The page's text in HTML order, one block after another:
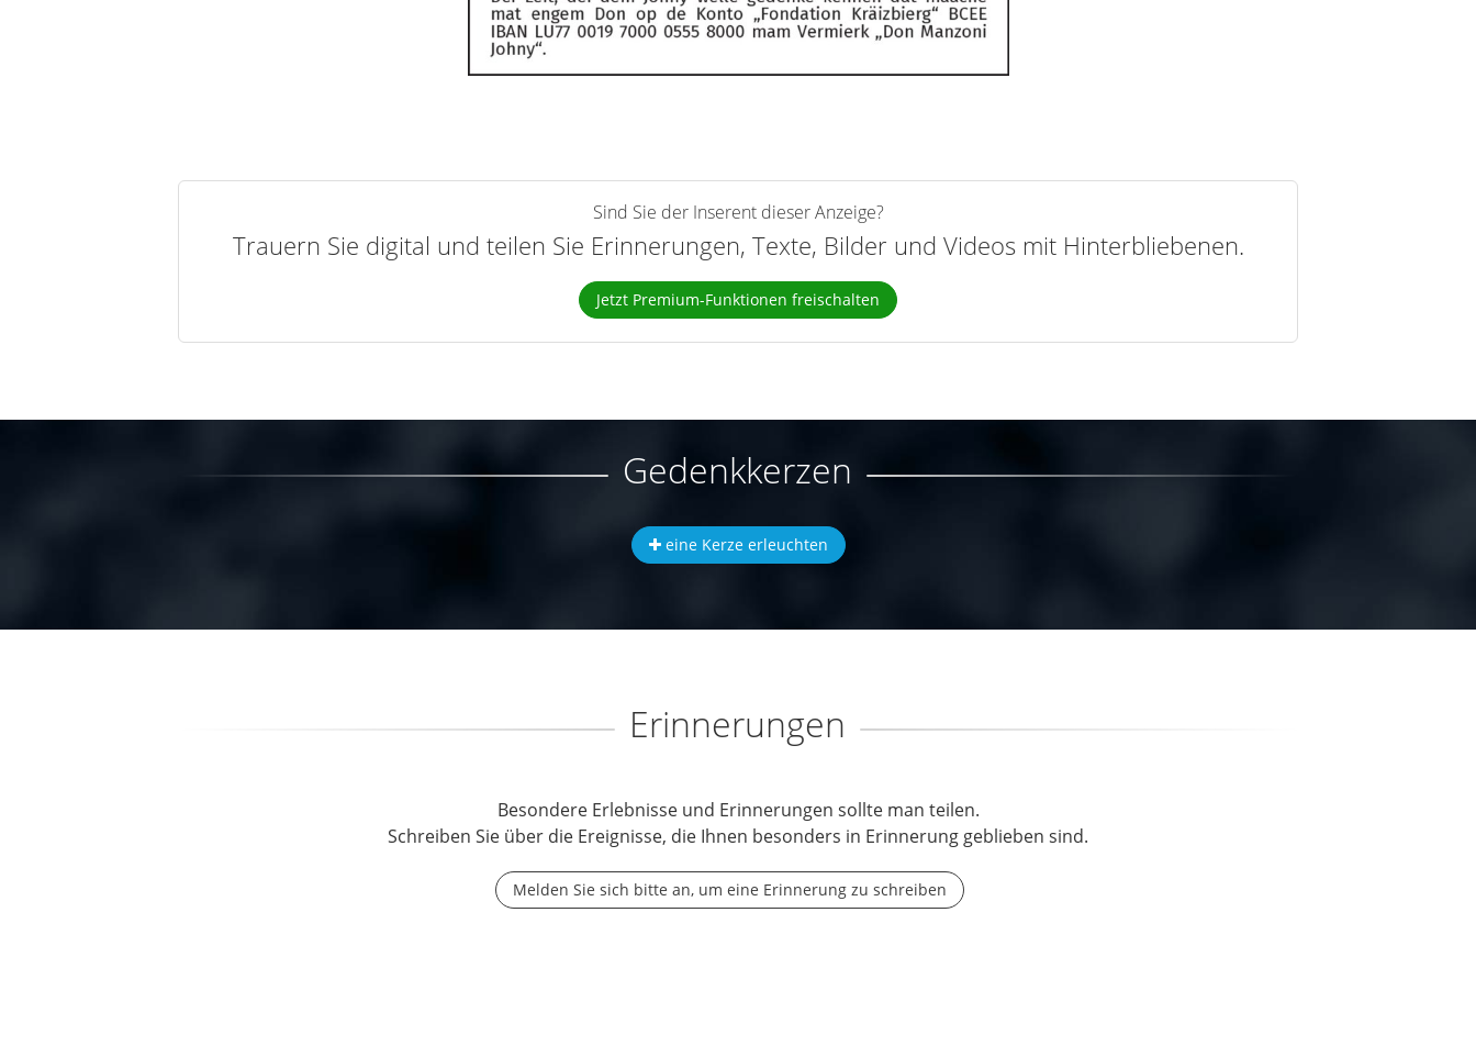
Sind Sie der Inserent dieser Anzeige?
Trauern Sie digital und teilen Sie Erinnerungen, Texte, Bilder und Videos mit Hinterbliebenen.
Jetzt Premium-Funktionen freischalten
Gedenkkerzen
eine Kerze erleuchten
Erinnerungen
Besondere Erlebnisse und Erinnerungen sollte man teilen.
Schreiben Sie über die Ereignisse, die Ihnen besonders in Erinnerung geblieben sind.
Melden Sie sich bitte an, um eine Erinnerung zu schreiben